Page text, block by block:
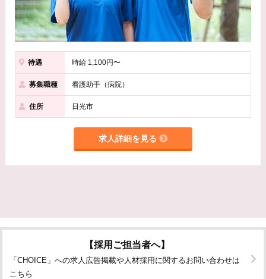
待遇 時給 1,100円〜
募集職種 看護助手（病院）
住所 日光市
求人詳細を見る
【採用ご担当者へ】
「CHOICE」への求人広告掲載や人材採用に関するお問い合わせは
こちら